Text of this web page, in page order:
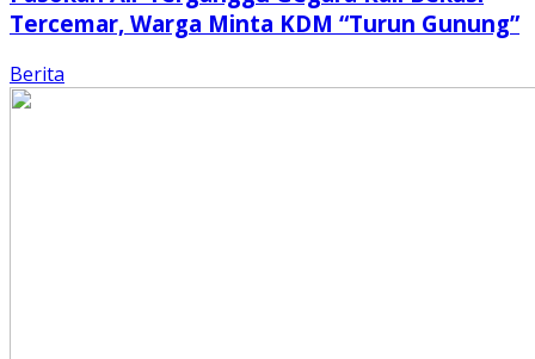
Tercemar, Warga Minta KDM “Turun Gunung”
Berita